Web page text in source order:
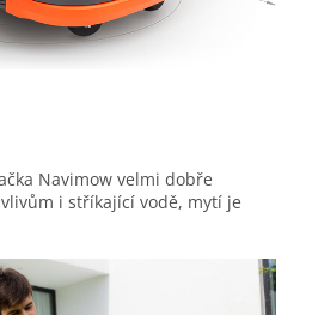
Navimow velmi dobře
i stříkající vodě, mytí je